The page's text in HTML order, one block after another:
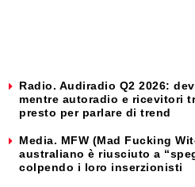
Radio. Audiradio Q2 2026:
mentre autoradio e ricevitori
presto per parlare di trend
Media. MFW (Mad Fucking
australiano è riusciuto a
colpendo i loro inserzionisti